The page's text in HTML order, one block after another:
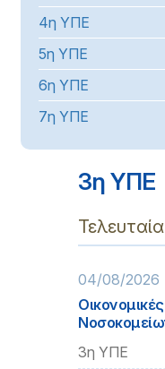
4η ΥΠΕ
5η ΥΠΕ
6η ΥΠΕ
7η ΥΠΕ
3η ΥΠΕ
04/08/2026
3η ΥΠΕ